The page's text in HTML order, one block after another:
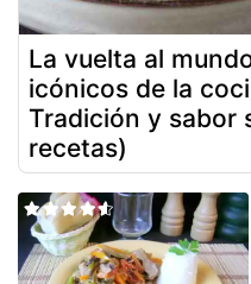
La vuelta al
icónicos de la
Tradición y sabor
recetas)